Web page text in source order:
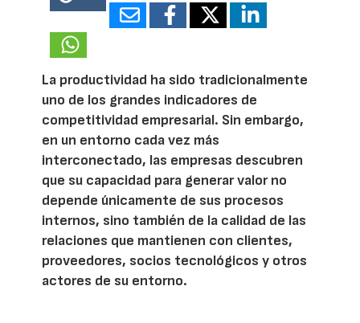
18031
La productividad ha sido tradicionalmente
uno de los grandes indicadores de
competitividad empresarial. Sin embargo,
en un entorno cada vez más
interconectado, las empresas descubren
que su capacidad para generar valor no
depende únicamente de sus procesos
internos, sino también de la calidad de las
relaciones que mantienen con clientes,
proveedores, socios tecnológicos y otros
actores de su entorno.